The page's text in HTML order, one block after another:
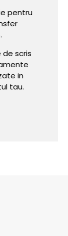
pentru
de scris
in
tau.